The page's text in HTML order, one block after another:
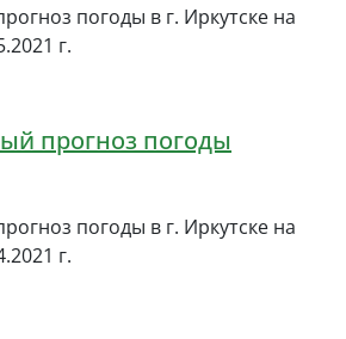
погоды в г. Иркутске на
г.
прогноз погоды
погоды в г. Иркутске на
г.